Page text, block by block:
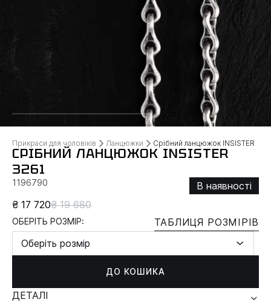
Прикраси для чоловіків Ланцюжки Срібний ланцюжок INSISTER
СРІБНИЙ ЛАНЦЮЖОК INSISTER
3261
1196790
В наявності
₴ 17 720₴ 19 680
ОБЕРІТЬ РОЗМІР:
ТАБЛИЦЯ РОЗМІРІВ
Оберіть розмір
ДО КОШИКА
ДЕТАЛІ